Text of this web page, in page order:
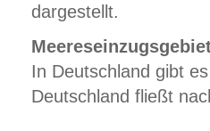
dargestellt.
In Deutschland gibt
Deutschland fließt